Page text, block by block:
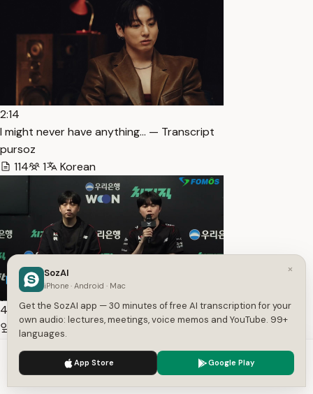
2:14
I might never have anything… — Transcript
pursoz
114
1 Korean
4:20
앞으로 펜리르 선발 기용 계획, 에이밍 향후 거취는 말하기 힘들
포모스 e스포츠
421
1 Korean
We use cookies to enhance your experience.
×
SozAI
iPhone · Android · Mac
Get the SozAI app — 30 minutes of free AI transcription for your
own audio: lectures, meetings, voice memos and YouTube. 99+
languages.
App Store Google Play